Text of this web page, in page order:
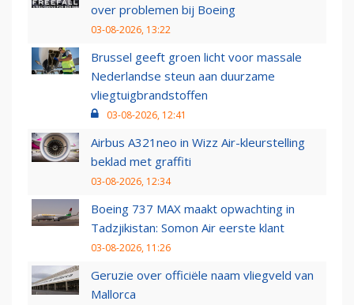
over problemen bij Boeing
03-08-2026, 13:22
Brussel geeft groen licht voor massale
Nederlandse steun aan duurzame
vliegtuigbrandstoffen
03-08-2026, 12:41
Airbus A321neo in Wizz Air-kleurstelling
beklad met graffiti
03-08-2026, 12:34
Boeing 737 MAX maakt opwachting in
Tadzjikistan: Somon Air eerste klant
03-08-2026, 11:26
Geruzie over officiële naam vliegveld van
Mallorca